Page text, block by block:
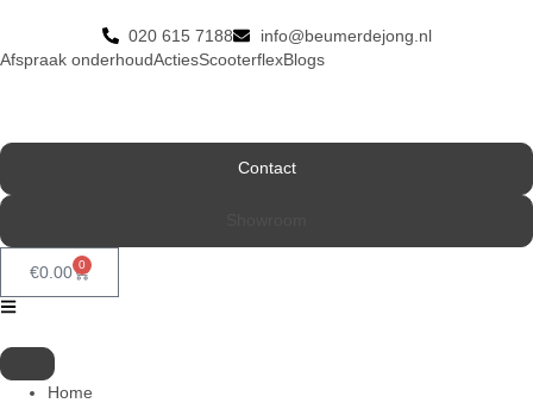
020 615 7188
info@beumerdejong.nl
Afspraak onderhoudActiesScooterflexBlogs
Contact
€0.00 0
Home